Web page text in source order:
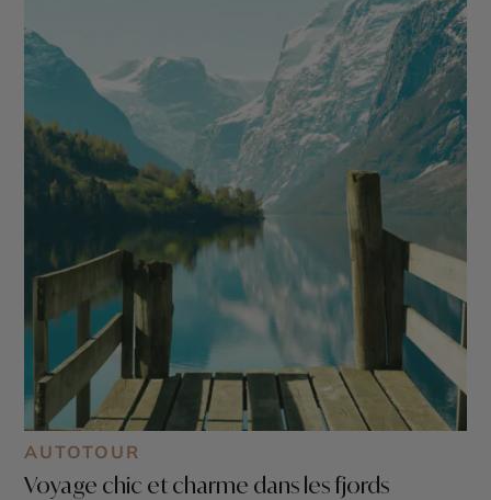
AUTOTOUR
Voyage chic et charme dans les fjords